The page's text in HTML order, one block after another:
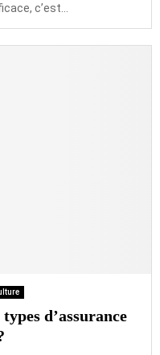
c’est...
d’assurance